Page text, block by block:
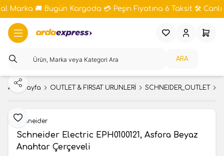
Marka 🚚 Bugün Kargoda 💳 Peşin Fiyatına 6 Taksit 🛠️ Canlı
ARA
FavorilerimHesabım
Ana Sayfa OUTLET & FIRSAT ÜRÜNLERİ SCHNEIDER_OUTLET
Favoriye Ekle
Paylaş
Schneider
Schneider Electric EPH0100121, Asfora Beyaz
Anahtar Çerçeveli